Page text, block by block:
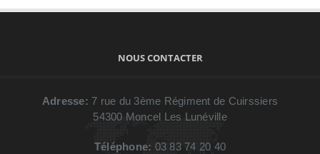
Voir plus d'actualité
NOUS CONTACTER
Adresse: 7 rue du 3ème Régiment de Cuirssiers
54300 Moncel Les Lunéville
Téléphone:03 83 74 20 40